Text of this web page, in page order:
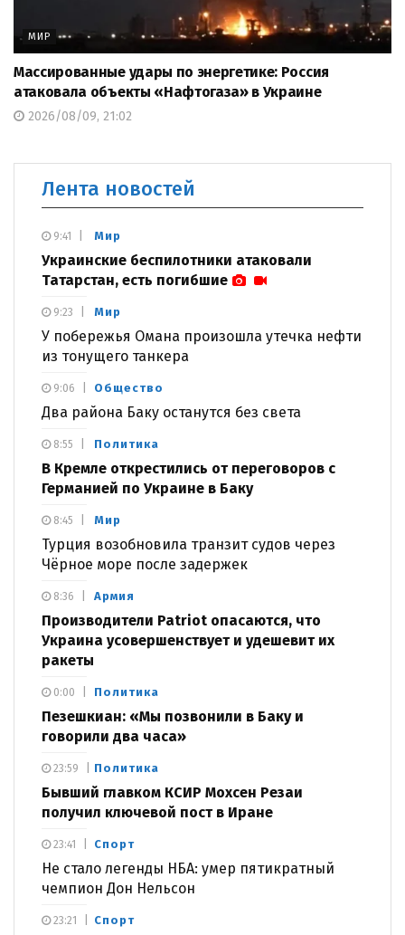
МИР
Массированные удары по энергетике: Россия
атаковала объекты «Нафтогаза» в Украине
2026/08/09, 21:02
Лента новостей
Мир
Украинские беспилотники атаковали
Татарстан, есть погибшие
9:41
Мир
У побережья Омана произошла утечка нефти
из тонущего танкера
9:23
Общество
Два района Баку останутся без света
9:06
Политика
В Кремле открестились от переговоров с
Германией по Украине в Баку
8:55
Мир
Турция возобновила транзит судов через
Чёрное море после задержек
8:45
Армия
Производители Patriot опасаются, что
Украина усовершенствует и удешевит их
ракеты
8:36
Политика
Пезешкиан: «Мы позвонили в Баку и
говорили два часа»
0:00
Политика
Бывший главком КСИР Мохсен Резаи
получил ключевой пост в Иране
23:59
Спорт
Не стало легенды НБА: умер пятикратный
чемпион Дон Нельсон
23:41
Спорт
23:21